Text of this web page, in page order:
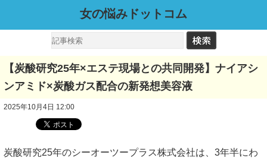
女の悩みドットコム
【炭酸研究25年×エステ現場との共同開発】ナイアシ
ンアミド×炭酸ガス配合の新発想美容液
2025年10月4日 12:00
炭酸研究25年のシーオーツープラス株式会社は、3年半にわ